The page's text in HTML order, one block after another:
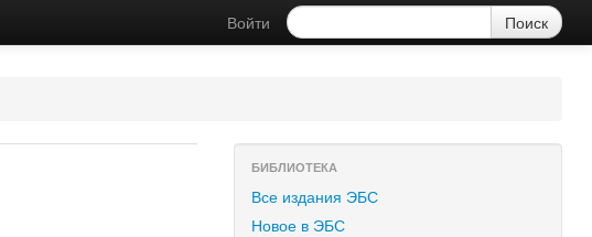
Войти
БИБЛИОТЕКА
Все издания ЭБС
Новое в ЭБС